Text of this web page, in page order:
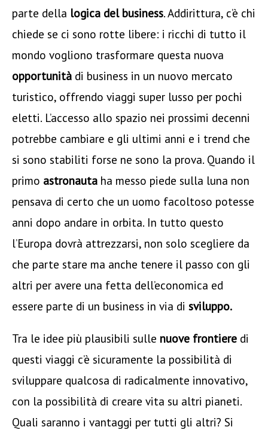
parte della logica del business. Addirittura, c’è chi
chiede se ci sono rotte libere: i ricchi di tutto il
mondo vogliono trasformare questa nuova
opportunità di business in un nuovo mercato
turistico, offrendo viaggi super lusso per pochi
eletti. L’accesso allo spazio nei prossimi decenni
potrebbe cambiare e gli ultimi anni e i trend che
si sono stabiliti forse ne sono la prova. Quando il
primo astronauta ha messo piede sulla luna non
pensava di certo che un uomo facoltoso potesse
anni dopo andare in orbita. In tutto questo
l’Europa dovrà attrezzarsi, non solo scegliere da
che parte stare ma anche tenere il passo con gli
altri per avere una fetta dell’economica ed
essere parte di un business in via disviluppo.
Tra le idee più plausibili sulle nuove frontiere di
questi viaggi c’è sicuramente la possibilità di
sviluppare qualcosa di radicalmente innovativo,
con la possibilità di creare vita su altri pianeti.
Quali saranno i vantaggi per tutti gli altri? Si